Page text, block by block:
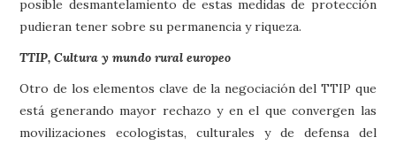
posible desmantelamiento de estas medidas de protección
pudieran tener sobre su permanencia y riqueza.
TTIP, Cultura y mundo rural europeo
Otro de los elementos clave de la negociación del TTIP que
está generando mayor rechazo y en el que convergen las
movilizaciones ecologistas, culturales y de defensa del